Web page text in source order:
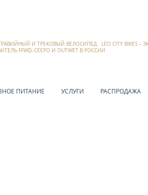
И ТРЕКОВЫЙ ВЕЛОСИПЕД. LEO CITY BIKES –
FFWD, CEEPO И OUTWET В РОССИИ
ПИТАНИЕ УСЛУГИ РАСПРОДАЖА